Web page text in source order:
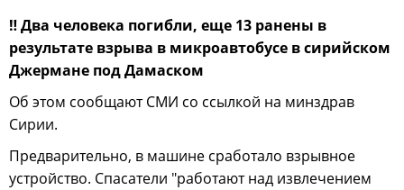
‼Два человека погибли, еще 13 ранены в
результате взрыва в микроавтобусе в сирийском
Джермане под Дамаском
Об этом сообщают СМИ со ссылкой на минздрав
Сирии.
Предварительно, в машине сработало взрывное
устройство. Спасатели "работают над извлечением